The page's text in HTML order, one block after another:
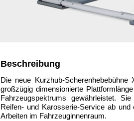
Beschreibung
Die neue Kurzhub-
großzügig dimensionierte
Fahrzeugspektrums gewährleistet.
Reifen- und Karosserie-Service ab
Arbeiten im Fahrzeuginnenraum.